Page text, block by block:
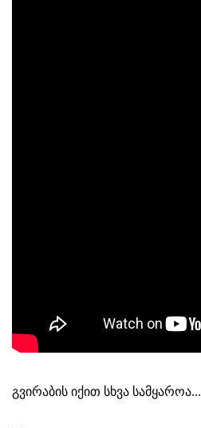
გვირაბის იქით სხვა სამყაროა...